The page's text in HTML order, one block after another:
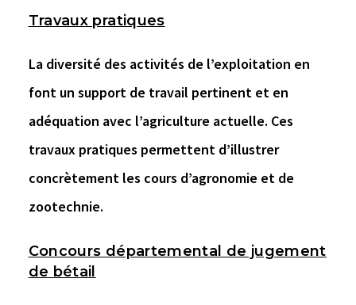
Travaux pratiques
La diversité des activités de l’exploitation en
font un support de travail pertinent et en
adéquation avec l’agriculture actuelle. Ces
travaux pratiques permettent d’illustrer
concrètement les cours d’agronomie et de
zootechnie.
Concours départemental de jugement
de bétail